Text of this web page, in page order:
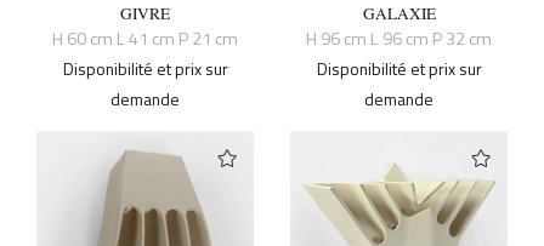
GIVRE
H 60 cm L 41 cm P 21 cm
Disponibilité et prix sur
demande
GALAXIE
H 96 cm L 96 cm P 32 cm
Disponibilité et prix sur
demande